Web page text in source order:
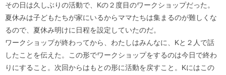
その日は久しぶりの活動で、Kの２度目のワークショップだった。
夏休みは子どもたちが家にいるからママたちは集まるのが難しくな
るので、夏休み明けに日程を設定していたのだ。
ワークショップが終わってから、わたしはみんなに、Kと２人で話
したことを伝えた。この形でワークショップをするのは今日で終わ
りにすること。次回からはもとの形に活動を戻すこと。Kにはこの